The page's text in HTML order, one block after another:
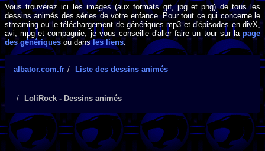
Vous trouverez ici les images (aux formats gif, jpg et png) de tous les
dessins animés des séries de votre enfance. Pour tout ce qui concerne le
streaming ou le téléchargement de génériques mp3 et d'épisodes en divX,
avi, mpg et compagnie, je vous conseille d'aller faire un tour sur la page
des génériques ou dansles liens.
albator.com.fr Liste des dessins animés
LoliRock - Dessins animés